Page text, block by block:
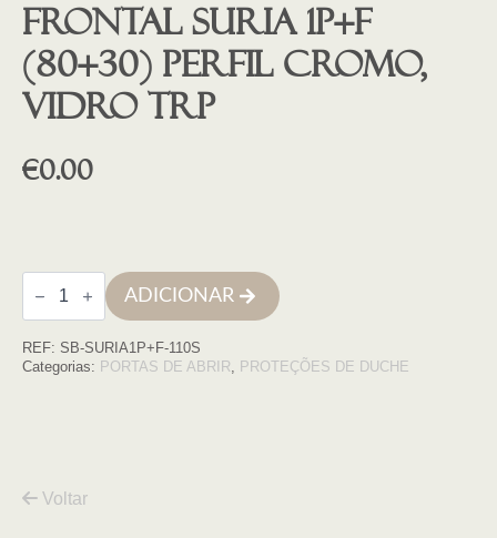
Frontal Suria 1P+F
(80+30) Perfil CROMO,
Vidro trp
€0.00
Quantidade
de
Frontal
1P+F
(80+30)
ADICIONAR
REF: SB-SURIA1P+F-110S
Categorias: PORTAS DE ABRIR, PROTEÇÕES DE DUCHE
Voltar